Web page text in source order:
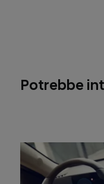
Potrebbe